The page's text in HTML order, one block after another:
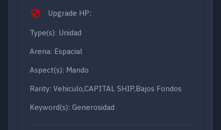
Upgrade HP:
Type(s): Unidad
Arena: Espacial
Aspect(s): Mando
Rarity: Vehiculo,CAPITAL SHIP,Bajos Fondos
Keyword(s): Generosidad